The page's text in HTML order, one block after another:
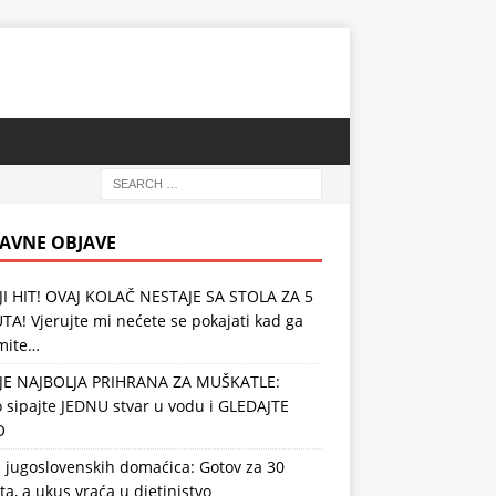
OBJAVE
HIT! OVAJ KOLAČ NESTAJE SA STOLA ZA 5
Vjerujte mi nećete se pokajati kad ga
NAJBOLJA PRIHRANA ZA MUŠKATLE:
sipajte JEDNU stvar u vodu i GLEDAJTE
jugoslovenskih domaćica: Gotov za 30
a ukus vraća u djetinjstvo